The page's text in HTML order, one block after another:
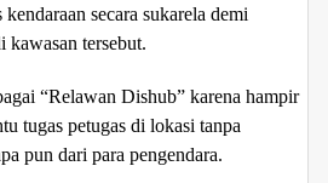
secara sukarela demi
kawasan tersebut.
“Relawan Dishub” karena hampir
tugas petugas di lokasi tanpa
pun dari para pengendara.